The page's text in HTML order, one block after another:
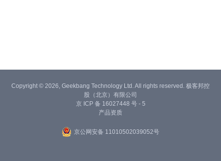
Copyright © 2026, Geekbang Technology Ltd. All rights reserved. 极客邦控
股（北京）有限公司
京 ICP 备 16027448 号 - 5
产品资质
京公网安备 11010502039052号